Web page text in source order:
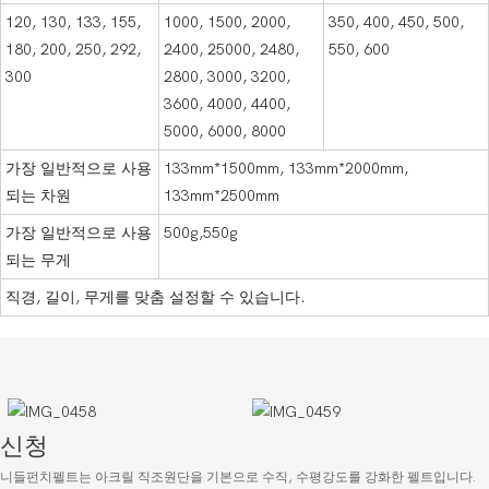
120, 130, 133, 155,
180, 200, 250, 292,
300
1000, 1500, 2000,
2400, 25000, 2480,
2800, 3000, 3200,
3600, 4000, 4400,
5000, 6000, 8000
350, 400, 450, 500,
550, 600
가장 일반적으로 사용
되는 차원
133mm*1500mm, 133mm*2000mm,
133mm*2500mm
가장 일반적으로 사용
되는 무게
500g,550g
직경, 길이, 무게를 맞춤 설정할 수 있습니다.
신청
니들펀치펠트는 아크릴 직조원단을 기본으로 수직, 수평강도를 강화한 펠트입니다.